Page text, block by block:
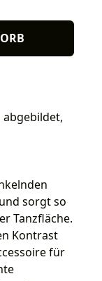
abgebildet,
sorgt so
Tanzfläche.
Kontrast
für